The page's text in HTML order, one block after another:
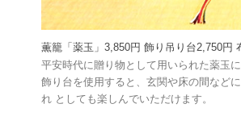
薫籠「薬玉」3,850円 飾り吊り台2,750円
平安時代に贈り物として用いられた薬玉
飾り台を使用すると、玄関や床の間など
れ としても楽しんでいただけます。